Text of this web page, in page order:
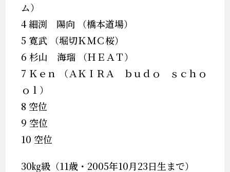
ム）
4 細渕 陽向 （橋本道場）
5 寛武 （堀切ＫＭＣ桜）
6 杉山 海瑠 （ＨＥＡＴ）
7 Ｋｅｎ （ＡＫＩＲＡ ｂｕｄｏ ｓｃｈｏ
ｏｌ）
8 空位
9 空位
10 空位
30㎏級（11歳・2005年10月23日生まで）